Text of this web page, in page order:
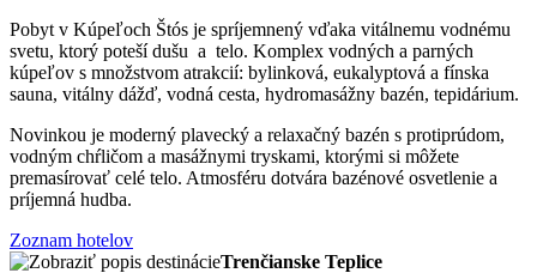
Pobyt v Kúpeľoch Štós je spríjemnený vďaka vitálnemu vodnému
svetu, ktorý poteší dušu a telo. Komplex vodných a parných
kúpeľov s množstvom atrakcií: bylinková, eukalyptová a fínska
sauna, vitálny dážď, vodná cesta, hydromasážny bazén, tepidárium.
Novinkou je moderný plavecký a relaxačný bazén s protiprúdom,
vodným chŕličom a masážnymi tryskami, ktorými si môžete
premasírovať celé telo. Atmosféru dotvára bazénové osvetlenie a
príjemná hudba.
Zoznam hotelov
Trenčianske Teplice